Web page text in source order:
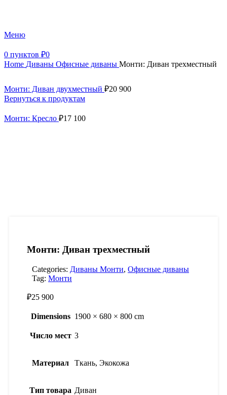
Меню
0 пунктов ₽0
Home Диваны Офисные диваны Монти: Диван трехместный
Монти: Диван двухместный ₽20 900
Вернуться к продуктам
Монти: Кресло ₽17 100
Монти: Диван трехместный
Categories: Диваны Монти, Офисные диваны
Tag: Монти
₽25 900
Dimensions 1900 × 680 × 800 cm
Число мест 3
Материал Ткань, Экокожа
Тип товара Диван